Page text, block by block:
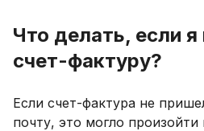
Что делать, если я
счет-фактуру?
Если счет-фактура не
почту, это могло